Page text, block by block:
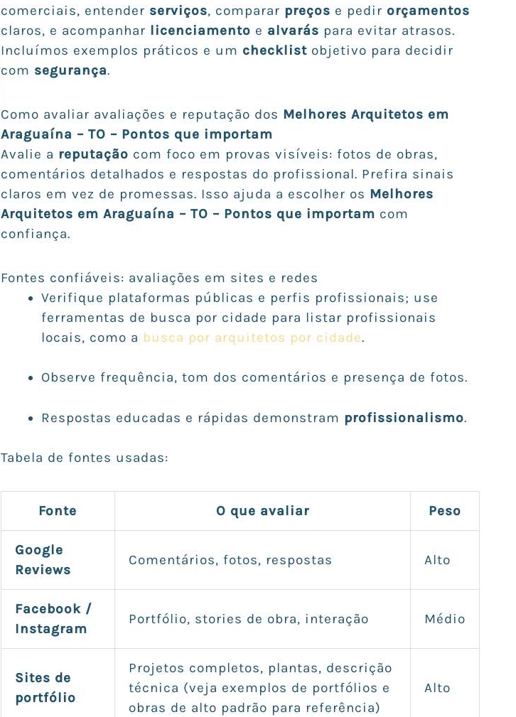
comerciais, entender serviços, comparar preços e pedir orçamentos
claros, e acompanhar licenciamento e alvarás para evitar atrasos.
Incluímos exemplos práticos e um checklistobjetivo para decidir
com segurança.
Como avaliar avaliações e reputação dos Melhores Arquitetos em
Araguaína – TO – Pontos que importam
Avalie a reputação com foco em provas visíveis: fotos de obras,
comentários detalhados e respostas do profissional. Prefira sinais
claros em vez de promessas. Isso ajuda a escolher os Melhores
Arquitetos em Araguaína – TO – Pontos que importam com
confiança.
Fontes confiáveis: avaliações em sites e redes
Verifique plataformas públicas e perfis profissionais; use
ferramentas de busca por cidade para listar profissionais
locais, como a busca por arquitetos por cidade.
Observe frequência, tom dos comentários e presença de fotos.
Respostas educadas e rápidas demonstram profissionalismo.
Tabela de fontes usadas:
Fonte O que avaliar Peso
Google
Reviews
Comentários, fotos, respostas Alto
Facebook /
Instagram
Portfólio, stories de obra, interação Médio
Sites de
portfólio
Projetos completos, plantas, descrição
técnica (veja exemplos de portfólios e
obras de alto padrão para referência)
Alto